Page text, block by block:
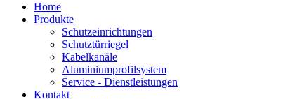
Home
Produkte
Schutzeinrichtungen
Schutztürriegel
Kabelkanäle
Aluminiumprofilsystem
Service - Dienstleistungen
Kontakt